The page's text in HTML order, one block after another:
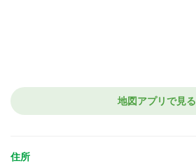
地図アプリで見る
住所